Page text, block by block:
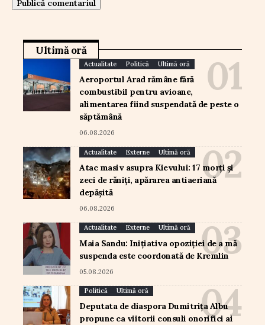
Ultimă oră
Actualitate Politică Ultimă oră
Aeroportul Arad rămâne fără
combustibil pentru avioane,
alimentarea fiind suspendată de peste o
săptămână
06.08.2026
Actualitate Externe Ultimă oră
Atac masiv asupra Kievului: 17 morți și
zeci de răniți, apărarea antiaeriană
depășită
06.08.2026
Actualitate Externe Ultimă oră
Maia Sandu: Inițiativa opoziției de a mă
suspenda este coordonată de Kremlin
05.08.2026
Politică Ultimă oră
Deputata de diaspora Dumitrița Albu
propune ca viitorii consuli onorifici ai